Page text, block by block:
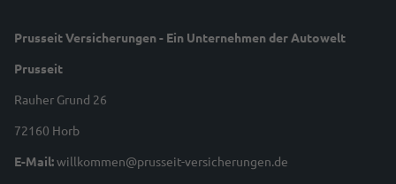
Prusseit Versicherungen - Ein Unternehmen der Autowelt
Prusseit
Rauher Grund 26
72160 Horb
E-Mail:willkommen@prusseit-versicherungen.de